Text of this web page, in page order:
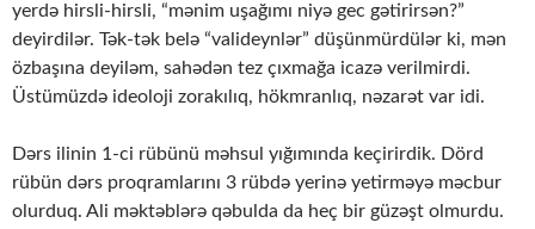
yerdə hirsli-hirsli, “mənim uşağımı niyə gec gətirirsən?”
deyirdilər. Tək-tək belə “valideynlər” düşünmürdülər ki, mən
özbaşına deyiləm, sahədən tez çıxmağa icazə verilmirdi.
Üstümüzdə ideoloji zorakılıq, hökmranlıq, nəzarət var idi.
Dərs ilinin 1-ci rübünü məhsul yığımında keçirirdik. Dörd
rübün dərs proqramlarını 3 rübdə yerinə yetirməyə məcbur
olurduq. Ali məktəblərə qəbulda da heç bir güzəşt olmurdu.